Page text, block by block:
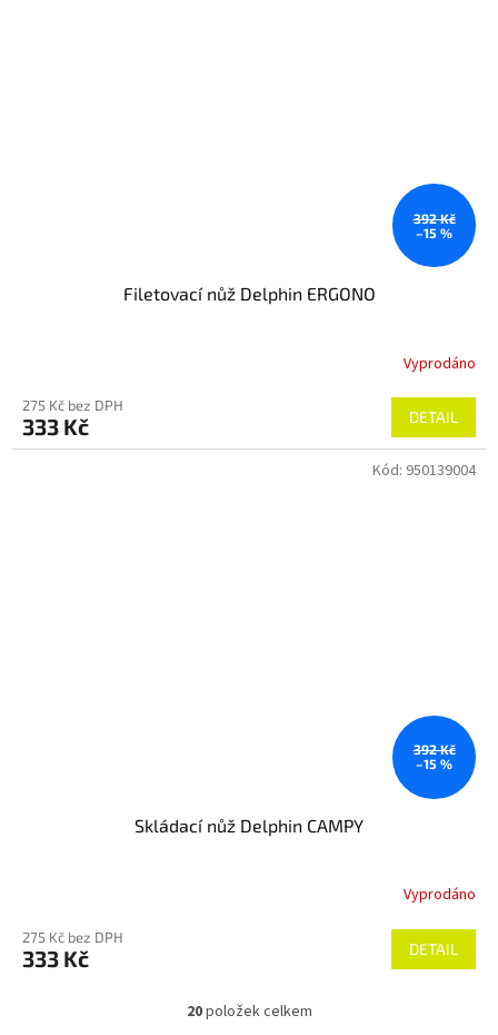
392 Kč
–15 %
Filetovací nůž Delphin ERGONO
Vyprodáno
275 Kč bez DPH
333 Kč DETAIL
392 Kč
–15 %
Skládací nůž Delphin CAMPY
Vyprodáno
275 Kč bez DPH
333 Kč DETAIL
Kód: 950139004
O
20položek celkem